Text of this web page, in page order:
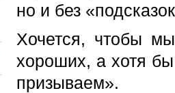
но и без
Хочется, чтобы
хороших, а хотя
призываем».